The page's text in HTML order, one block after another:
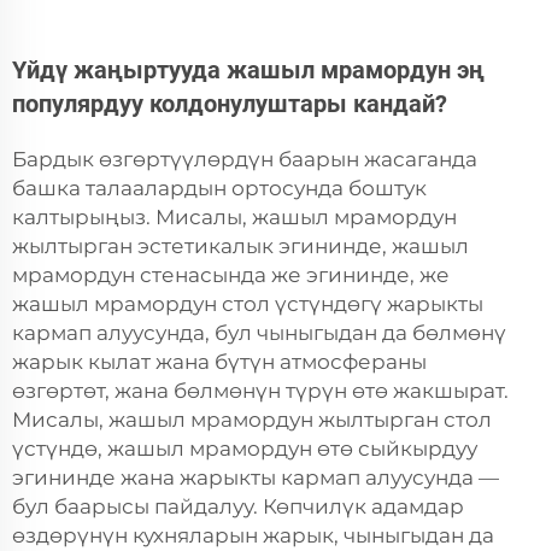
Үйдү жаңыртууда жашыл мрамордун эң
популярдуу колдонулуштары кандай?
Бардык өзгөртүүлөрдүн баарын жасаганда
башка талаалардын ортосунда боштук
калтырыңыз. Мисалы, жашыл мрамордун
жылтырган эстетикалык эгининде, жашыл
мрамордун стенасында же эгининде, же
жашыл мрамордун стол үстүндөгү жарыкты
кармап алуусунда, бул чыныгыдан да бөлмөнү
жарык кылат жана бүтүн атмосфераны
өзгөртөт, жана бөлмөнүн түрүн өтө жакшырат.
Мисалы, жашыл мрамордун жылтырган стол
үстүндө, жашыл мрамордун өтө сыйкырдуу
эгининде жана жарыкты кармап алуусунда —
бул баарысы пайдалуу. Көпчилүк адамдар
өздөрүнүн кухняларын жарык, чыныгыдан да